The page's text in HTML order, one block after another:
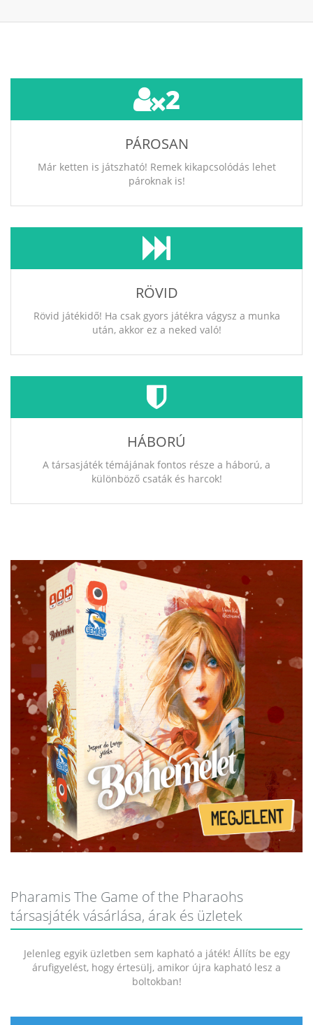
2
PÁROSAN
Már ketten is játszható! Remek kikapcsolódás lehet
pároknak is!
RÖVID
Rövid játékidő! Ha csak gyors játékra vágysz a munka
után, akkor ez a neked való!
HÁBORÚ
A társasjáték témájának fontos része a háború, a
különböző csaták és harcok!
Pharamis The Game of the Pharaohs
társasjáték vásárlása, árak és üzletek
Jelenleg egyik üzletben sem kapható a játék! Állíts be egy
árufigyelést, hogy értesülj, amikor újra kapható lesz a
boltokban!